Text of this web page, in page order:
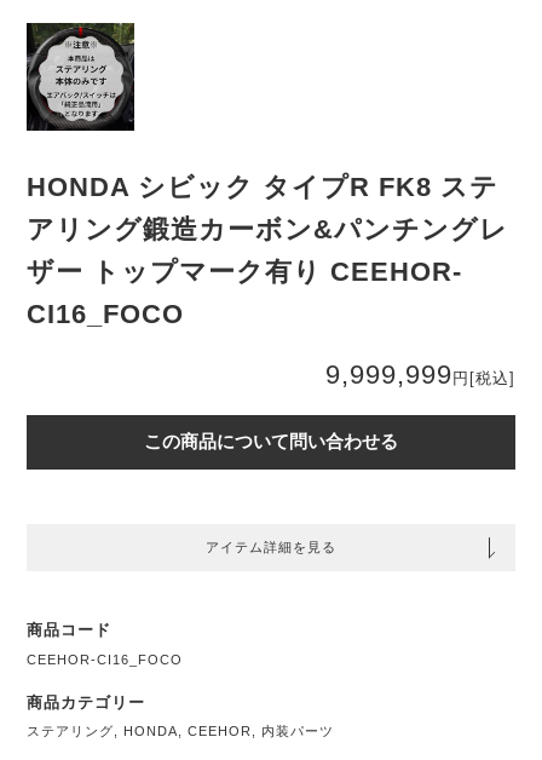
HONDA シビック タイプR FK8 ステ
アリング鍛造カーボン&パンチングレ
ザー トップマーク有り CEEHOR-
CI16_FOCO
9,999,999 円 [税込]
この商品について問い合わせる
アイテム詳細を見る
商品コード
CEEHOR-CI16_FOCO
商品カテゴリー
ステアリング HONDA ,CEEHOR 内装パーツ